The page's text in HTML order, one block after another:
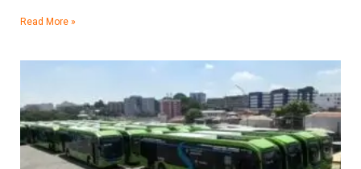
Read More »